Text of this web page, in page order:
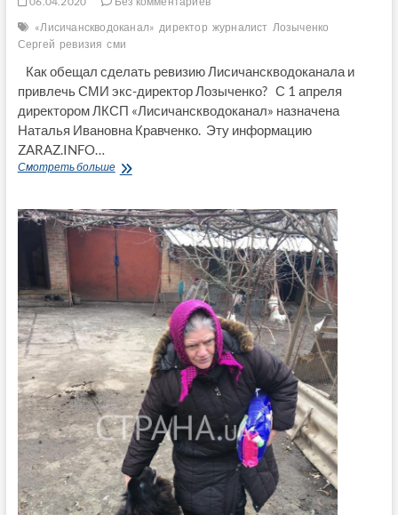
«Лисичанскводоканал» директор журналист Лозыченко
Сергей ревизия сми
Как обещал сделать ревизию Лисичанскводоканала и
привлечь СМИ экс-директор Лозыченко? С 1 апреля
директором ЛКСП «Лисичанскводоканал» назначена
Наталья Ивановна Кравченко. Эту информацию
ZARAZ.INFO…
Смотреть большеКак
ревизию
Лисичанскводоканала
и
привлечь
СМИ
экс-
директор
Лозыченко?
ВИДЕО